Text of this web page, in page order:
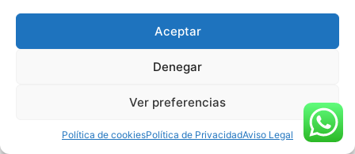
Aceptar
Denegar
Ver preferencias
Política de cookiesPolítica de PrivacidadAviso Legal
te deje vacía. Es un camino de amor y
crecimiento, y en ese proceso,
mismo cuidado y cariño que das a los demás.
Marina